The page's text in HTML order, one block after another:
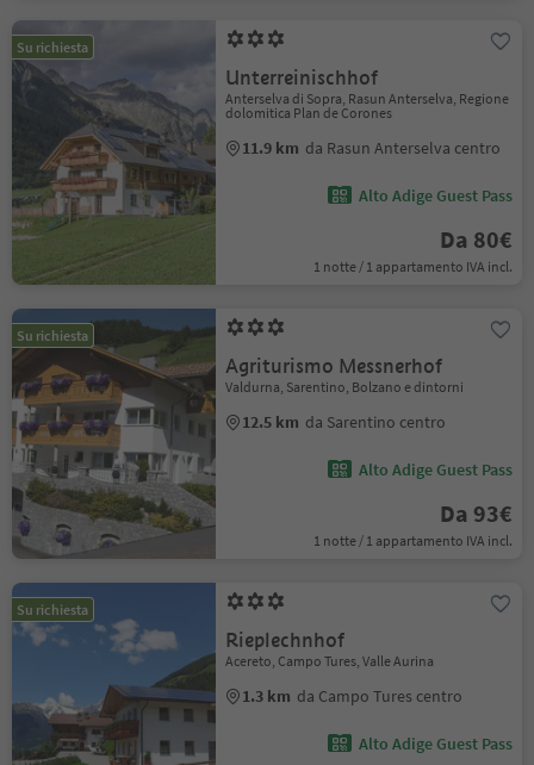
Su richiesta
Unterreinischhof
Anterselva di Sopra, Rasun Anterselva, Regione
dolomitica Plan de Corones
11.9 km da Rasun Anterselva centro
Alto Adige Guest Pass
Da 80€
1 notte / 1 appartamento IVA incl.
Su richiesta
Agriturismo Messnerhof
Valdurna, Sarentino, Bolzano e dintorni
12.5 km da Sarentino centro
Alto Adige Guest Pass
Da 93€
1 notte / 1 appartamento IVA incl.
Su richiesta
Rieplechnhof
Acereto, Campo Tures, Valle Aurina
1.3 km da Campo Tures centro
Alto Adige Guest Pass